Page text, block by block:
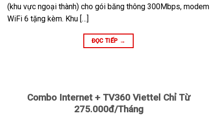
(khu vực ngoại thành) cho gói băng thông 300Mbps, modem
WiFi 6 tặng kèm. Khu […]
ĐỌC TIẾP →
Combo Internet + TV360 Viettel Chỉ Từ
275.000đ/Tháng